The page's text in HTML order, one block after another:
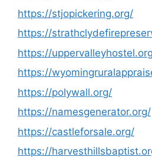
https://stjopickering.org/
https://
https://
https://
https://polywall.org/
https://namesgenerator.org/
https://castleforsale.org/
https://